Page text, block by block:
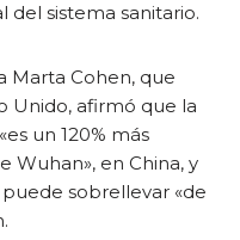
sistema sanitario.
Marta Cohen, que
Unido, afirmó que la
un 120% más
Wuhan», en China, y
sobrellevar «de